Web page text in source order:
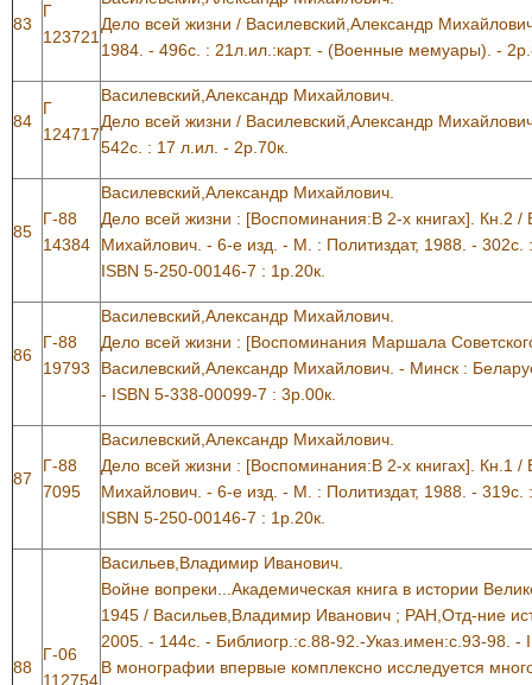
83
Г
123721
Дело всей жизни / Василевский,Александр
1984. - 496с. : 21л.ил.:карт. - (Военные мемуары). -
84
Г
124717
Василевский,Александр Михайлович.
Дело всей жизни / Василевский,Александр
542с. : 17 л.ил. - 2р.70к.
85
Г-88
14384
Василевский,Александр Михайлович.
Дело всей жизни : [Воспоминания:В 2-х книгах]. Кн.2 /
Михайлович. - 6-е изд. - М. : Политиздат, 1988. -
ISBN 5-250-00146-7 : 1р.20к.
86
Г-88
19793
Василевский,Александр Михайлович.
Дело всей жизни : [Воспоминания Маршала
Василевский,Александр Михайлович. - Минск :
- ISBN 5-338-00099-7 : 3р.00к.
87
Г-88
7095
Василевский,Александр Михайлович.
Дело всей жизни : [Воспоминания:В 2-х книгах]. Кн.1 /
Михайлович. - 6-е изд. - М. : Политиздат, 1988. -
ISBN 5-250-00146-7 : 1р.20к.
88
Г-06
112754
Васильев,Владимир Иванович.
Войне вопреки...Академическая книга в истории
1945 / Васильев,Владимир Иванович ; РАН,Отд-ние
2005. - 144с. - Библиогр.:с.88-92.-Указ.имен:с.93-98. -
В монографии впервые комплексно исследуется